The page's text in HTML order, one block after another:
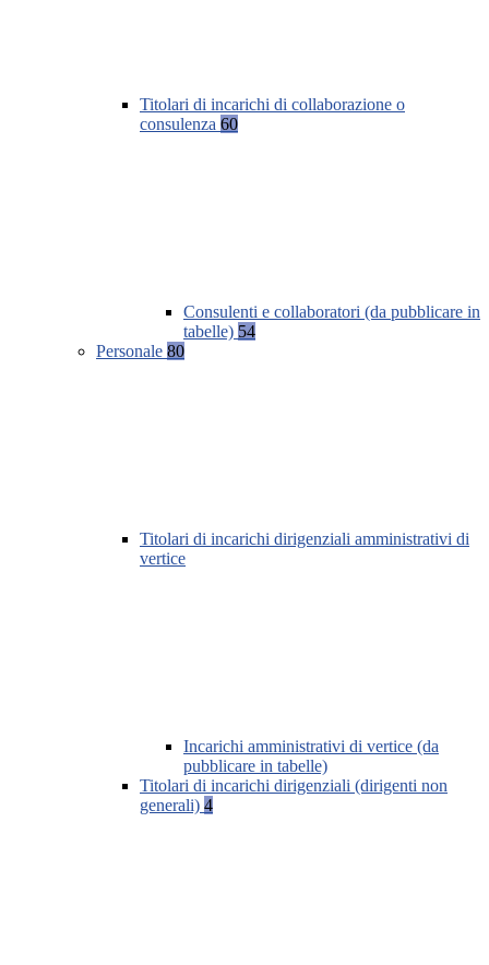
Titolari di incarichi di collaborazione o
consulenza 60
Consulenti e collaboratori (da pubblicare in
tabelle) 54
Personale 80
Titolari di incarichi dirigenziali amministrativi di
vertice
Incarichi amministrativi di vertice (da
pubblicare in tabelle)
Titolari di incarichi dirigenziali (dirigenti non
generali) 4